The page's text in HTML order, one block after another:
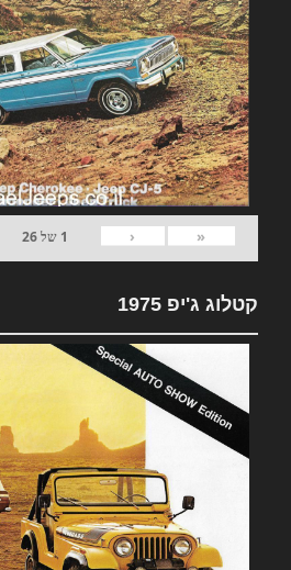
«
‹
1 של26
קטלוג ג'יפ 1975